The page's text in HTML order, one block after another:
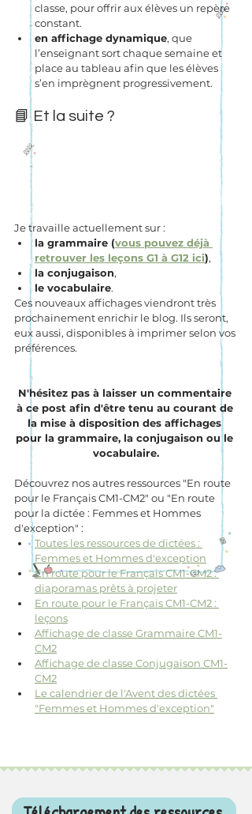
classe, pour offrir aux élèves un repère
constant.
en affichage dynamique, que
l’enseignant sort chaque semaine et
place au tableau afin que les élèves
s’en imprègnent progressivement.
📘 Et la suite ?
Je travaille actuellement sur :
la grammaire (vous pouvez déjà
retrouver les leçons G1 à G12 ici),
la conjugaison,
le vocabulaire.
Ces nouveaux affichages viendront très
prochainement enrichir le blog. Ils seront,
eux aussi, disponibles à imprimer selon vos
préférences.
N'hésitez pas à laisser un commentaire
à ce post afin d'être tenu au courant de
la mise à disposition des affichages
pour la grammaire, la conjugaison ou le
vocabulaire.
Découvrez nos autres ressources "En route
pour le Français CM1-CM2" ou "En route
pour la dictée : Femmes et Hommes
d'exception" :
Toutes les ressources de dictées :
Femmes et Hommes d'exception
En route pour le Français CM1-CM2 :
diaporamas prêts à projeter
En route pour le Français CM1-CM2 :
leçons
Affichage de classe Grammaire CM1-
CM2
Affichage de classe Conjugaison CM1-
CM2
Le calendrier de l'Avent des dictées
"Femmes et Hommes d'exception"